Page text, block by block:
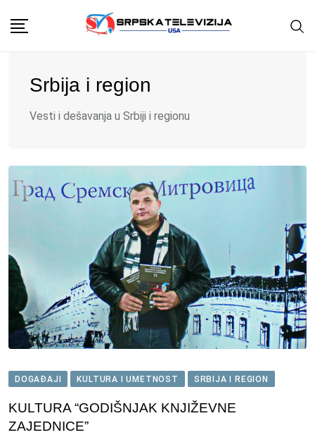
Srbija i region
Vesti i dešavanja u Srbiji i regionu
DOGAĐAJI KULTURA I UMETNOST SRBIJA I REGION
KULTURA “GODIŠNJAK KNJIŽEVNE
ZAJEDNICE”